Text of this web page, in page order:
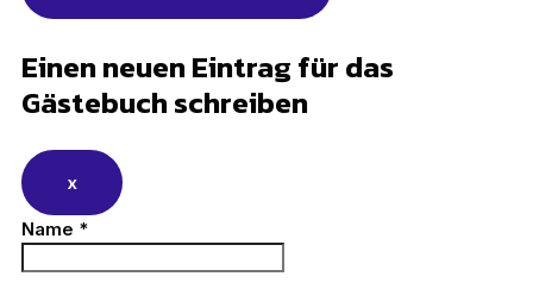
Einen neuen Eintrag für das
Gästebuch schreiben
x
Name *